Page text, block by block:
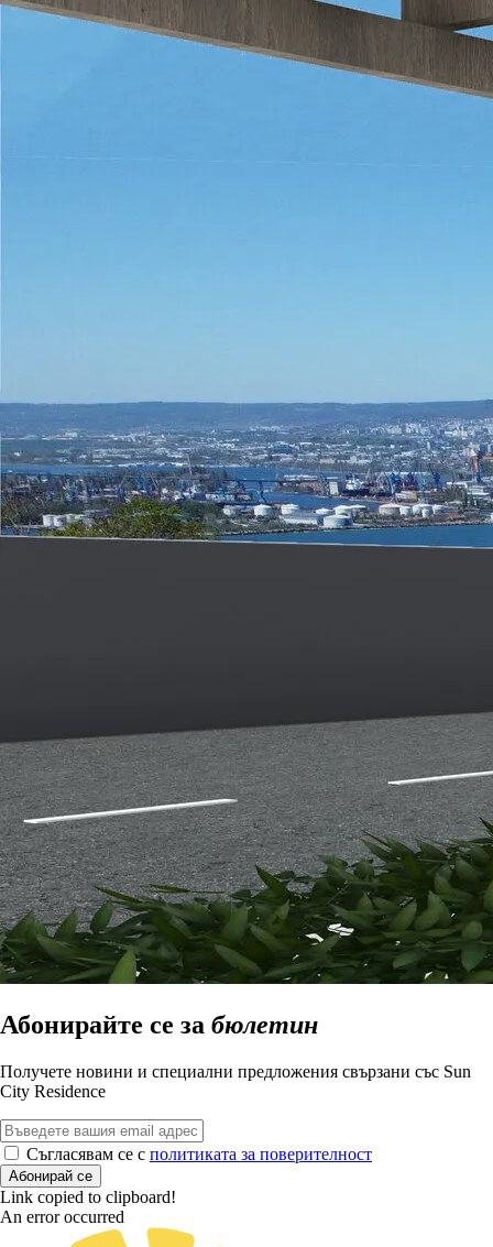
Абонирайте се за бюлетин
Получете новини и специални предложения свързани със Sun
City Residence
Съгласявам се с политиката за поверителност
Абонирай се
Link copied to clipboard!
An error occurred